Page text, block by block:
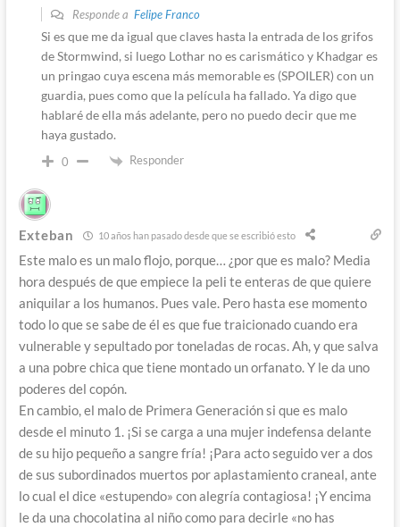
Responde a Felipe Franco
Si es que me da igual que claves hasta la entrada de los grifos
de Stormwind, si luego Lothar no es carismático y Khadgar es
un pringao cuya escena más memorable es (SPOILER) con un
guardia, pues como que la película ha fallado. Ya digo que
hablaré de ella más adelante, pero no puedo decir que me
haya gustado.
0 Responder
Exteban 10 años han pasado desde que se escribió esto
Este malo es un malo flojo, porque… ¿por que es malo? Media
hora después de que empiece la peli te enteras de que quiere
aniquilar a los humanos. Pues vale. Pero hasta ese momento
todo lo que se sabe de él es que fue traicionado cuando era
vulnerable y sepultado por toneladas de rocas. Ah, y que salva
a una pobre chica que tiene montado un orfanato. Y le da uno
poderes del copón.
En cambio, el malo de Primera Generación si que es malo
desde el minuto 1. ¡Si se carga a una mujer indefensa delante
de su hijo pequeño a sangre fría! ¡Para acto seguido ver a dos
de sus subordinados muertos por aplastamiento craneal, ante
lo cual el dice «estupendo» con alegría contagiosa! ¡Y encima
le da una chocolatina al niño como para decirle «no has